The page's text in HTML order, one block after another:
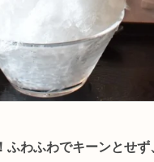
ふわふわでキーンとせず